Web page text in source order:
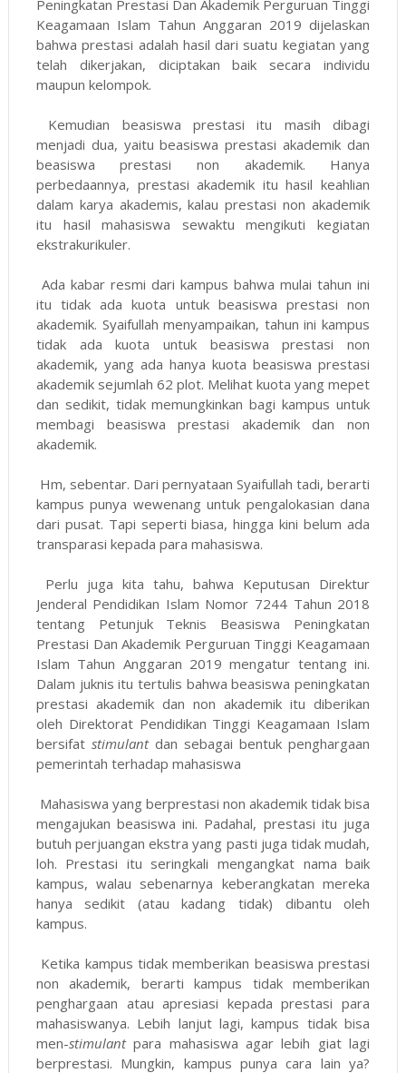
Peningkatan Prestasi Dan Akademik Perguruan Tinggi
Keagamaan Islam Tahun Anggaran 2019 dijelaskan
bahwa prestasi adalah hasil dari suatu kegiatan yang
telah dikerjakan, diciptakan baik secara individu
maupun kelompok.
Kemudian beasiswa prestasi itu masih dibagi
menjadi dua, yaitu beasiswa prestasi akademik dan
beasiswa prestasi non akademik. Hanya
perbedaannya, prestasi akademik itu hasil keahlian
dalam karya akademis, kalau prestasi non akademik
itu hasil mahasiswa sewaktu mengikuti kegiatan
ekstrakurikuler.
Ada kabar resmi dari kampus bahwa mulai tahun ini
itu tidak ada kuota untuk beasiswa prestasi non
akademik. Syaifullah menyampaikan, tahun ini kampus
tidak ada kuota untuk beasiswa prestasi non
akademik, yang ada hanya kuota beasiswa prestasi
akademik sejumlah 62 plot. Melihat kuota yang mepet
dan sedikit, tidak memungkinkan bagi kampus untuk
membagi beasiswa prestasi akademik dan non
akademik.
Hm, sebentar. Dari pernyataan Syaifullah tadi, berarti
kampus punya wewenang untuk pengalokasian dana
dari pusat. Tapi seperti biasa, hingga kini belum ada
transparasi kepada para mahasiswa.
Perlu juga kita tahu, bahwa Keputusan Direktur
Jenderal Pendidikan Islam Nomor 7244 Tahun 2018
tentang Petunjuk Teknis Beasiswa Peningkatan
Prestasi Dan Akademik Perguruan Tinggi Keagamaan
Islam Tahun Anggaran 2019 mengatur tentang ini.
Dalam juknis itu tertulis bahwa beasiswa peningkatan
prestasi akademik dan non akademik itu diberikan
oleh Direktorat Pendidikan Tinggi Keagamaan Islam
bersifat stimulantdan sebagai bentuk penghargaan
pemerintah terhadap mahasiswa
Mahasiswa yang berprestasi non akademik tidak bisa
mengajukan beasiswa ini. Padahal, prestasi itu juga
butuh perjuangan ekstra yang pasti juga tidak mudah,
loh. Prestasi itu seringkali mengangkat nama baik
kampus, walau sebenarnya keberangkatan mereka
hanya sedikit (atau kadang tidak) dibantu oleh
kampus.
Ketika kampus tidak memberikan beasiswa prestasi
non akademik, berarti kampus tidak memberikan
penghargaan atau apresiasi kepada prestasi para
mahasiswanya. Lebih lanjut lagi, kampus tidak bisa
men-stimulantpara mahasiswa agar lebih giat lagi
berprestasi. Mungkin, kampus punya cara lain ya?